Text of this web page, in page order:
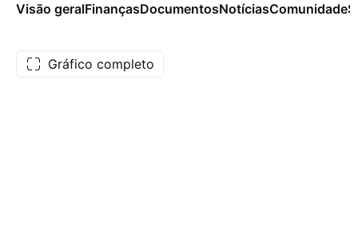
Visão geralFinançasDocumentosNotíciasComunidade
Gráfico completo